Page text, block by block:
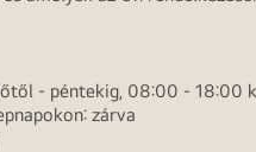
- péntekig, 08:00 - 18:00
zárva